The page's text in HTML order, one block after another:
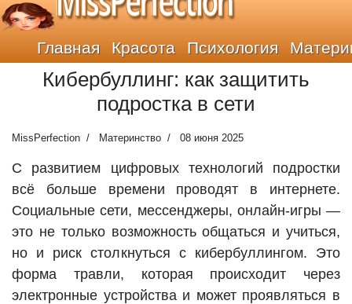
Главная Красота Психология
Кибербуллинг: как защитить
подростка в сети
MissPerfection Материнство 08 июня 2025
С развитием цифровых технологий подростки
всё больше времени проводят в интернете.
Социальные сети, мессенджеры, онлайн-игры —
это не только возможность общаться и учиться,
но и риск столкнуться с кибербуллингом. Это
форма травли, которая происходит через
электронные устройства и может проявляться в